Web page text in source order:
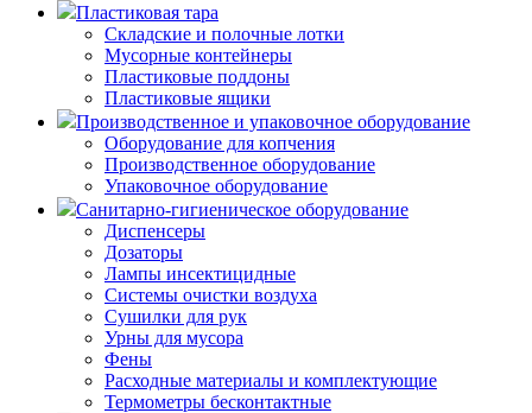
Пластиковая тара
Складские и полочные лотки
Мусорные контейнеры
Пластиковые поддоны
Пластиковые ящики
Производственное и упаковочное оборудование
Оборудование для копчения
Производственное оборудование
Упаковочное оборудование
Санитарно-гигиеническое оборудование
Диспенсеры
Дозаторы
Лампы инсектицидные
Системы очистки воздуха
Сушилки для рук
Урны для мусора
Фены
Расходные материалы и комплектующие
Термометры бесконтактные